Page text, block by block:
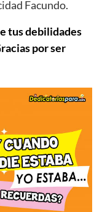
Facundo.
tus debilidades
por ser